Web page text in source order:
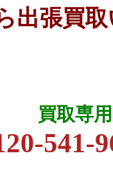
出張買
買取専
541-